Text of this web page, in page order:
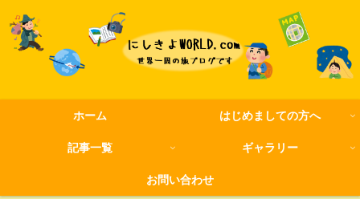
ホーム はじめましての方へ
記事一覧 ギャラリー
お問い合わせ